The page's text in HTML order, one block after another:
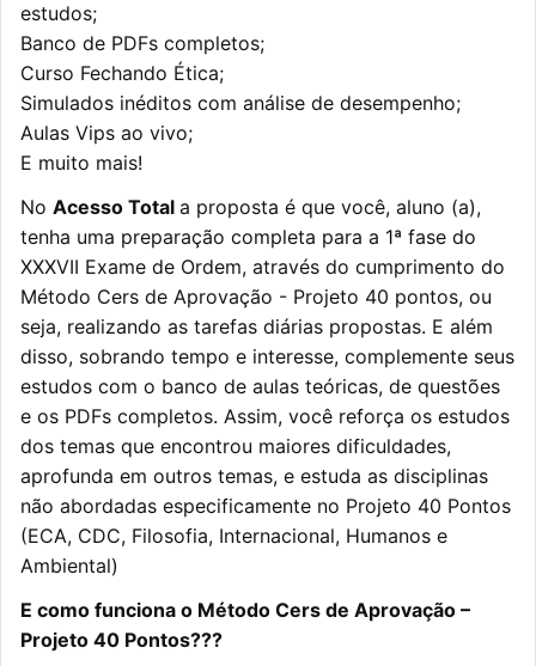
estudos;
Banco de PDFs completos;
Curso Fechando Ética;
Simulados inéditos com análise de desempenho;
Aulas Vips ao vivo;
E muito mais!
No Acesso Total a proposta é que você, aluno (a),
tenha uma preparação completa para a 1ª fase do
XXXVII Exame de Ordem, através do cumprimento do
Método Cers de Aprovação - Projeto 40 pontos, ou
seja, realizando as tarefas diárias propostas. E além
disso, sobrando tempo e interesse, complemente seus
estudos com o banco de aulas teóricas, de questões
e os PDFs completos. Assim, você reforça os estudos
dos temas que encontrou maiores dificuldades,
aprofunda em outros temas, e estuda as disciplinas
não abordadas especificamente no Projeto 40 Pontos
(ECA, CDC, Filosofia, Internacional, Humanos e
Ambiental)
E como funciona o Método Cers de Aprovação –
Projeto 40 Pontos???